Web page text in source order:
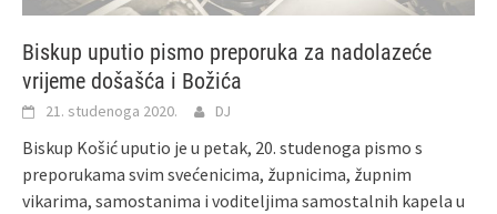
Biskup uputio pismo preporuka za nadolazeće
vrijeme došašća i Božića
21. studenoga 2020. DJ
Biskup Košić uputio je u petak, 20. studenoga pismo s
preporukama svim svećenicima, župnicima, župnim
vikarima, samostanima i voditeljima samostalnih kapela u